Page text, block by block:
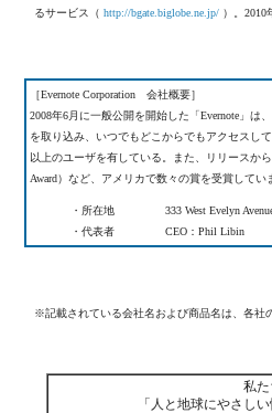
るサービス（ http://bgate.biglobe.ne.jp/ ）。2010
［Evernote Corporation 会社概要］
2008年6月に一般公開を開始した「Evernote」
を取り込み、いつでもどこからでもアクセスし
以上のユーザを有している。また、リリースか
Award）など、アメリカで数々の賞を受賞してい
・ 所在地
333 West Evelyn
・ 代表者 CEO：Phil Libin
※記載されている会社名および商品名は、各社
私
「人と地球にやさし